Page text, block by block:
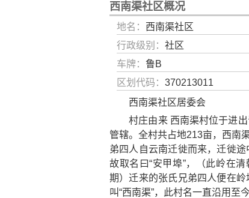
西南渠社区概况
地名： 西南渠社区
行政级别： 社区
车牌： 鲁B
区划代码： 370213011
西南渠社区居委会
村庄由来 西南渠村位于进出
管辖。全村共占地213亩，西南
弟四人自云南迁徙而来，迁徙
故取名曰“安甲埠”，（此岭在
期）迁来的张氏兄弟四人便在
叫“西南渠”，此村名一直沿用至今